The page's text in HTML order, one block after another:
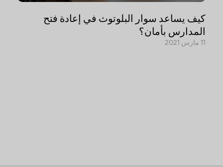
كيف يساعد سوار البلوتوث في إعادة فتح
المدارس بأمان؟
11 مارس 2021